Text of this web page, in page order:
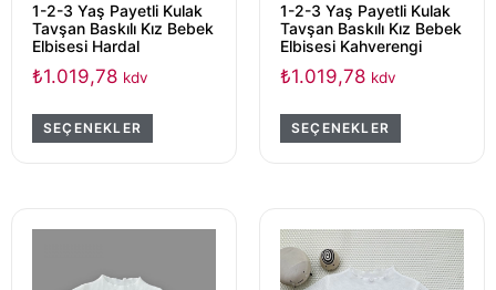
1-2-3 Yaş Payetli Kulak
Tavşan Baskılı Kız Bebek
Elbisesi Hardal
₺1.019,78 kdv
SEÇENEKLER
1-2-3 Yaş Payetli Kulak
Tavşan Baskılı Kız Bebek
Elbisesi Kahverengi
₺1.019,78 kdv
SEÇENEKLER